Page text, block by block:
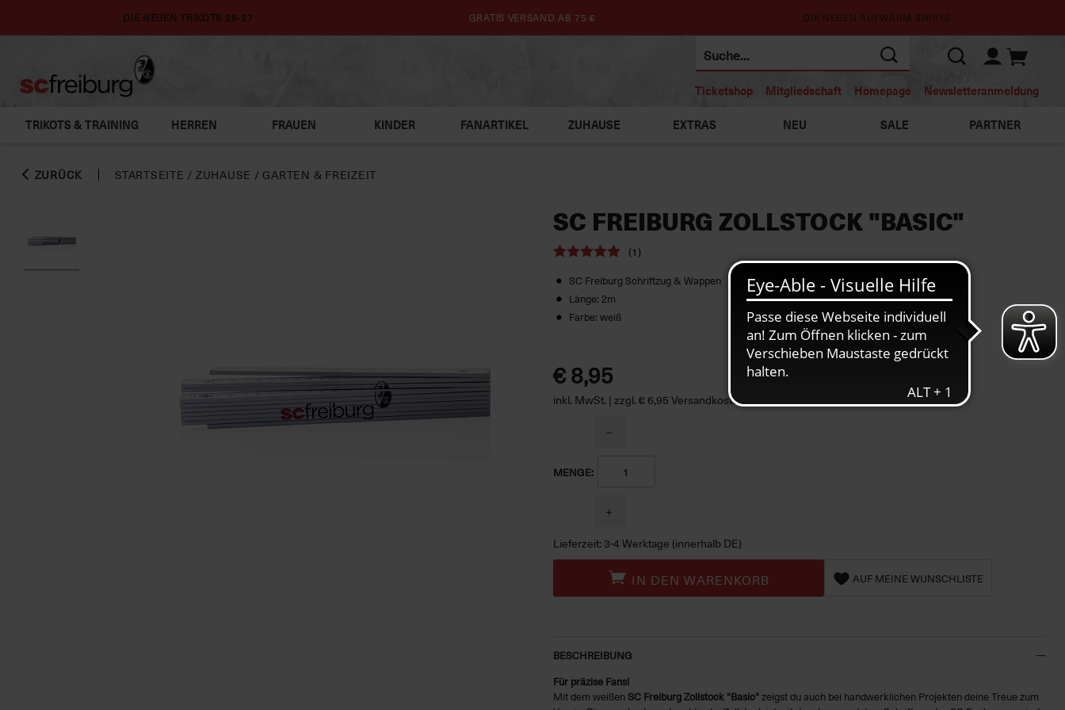
DIE NEUEN TRIKOTS 26-27 GRATIS VERSAND AB 75 € DIE NEUEN AUFWÄRM SHIRTS
Ticketshop Mitgliedschaft Homepage Newsletteranmeldung
TRIKOTS & TRAINING HERREN FRAUEN KINDER FANARTIKEL ZUHAUSE EXTRAS NEU SALE PARTNER
ZURÜCK STARTSEITE / ZUHAUSE / GARTEN & FREIZEIT
SC FREIBURG ZOLLSTOCK "BASIC"
(1)
SC Freiburg Schriftzug & Wappen
Länge: 2m
Farbe: weiß
€ 8,95
inkl. MwSt. | zzgl. € 6,95 Versandkosten
MENGE:
−
+
Lieferzeit: 3-4 Werktage (innerhalb DE)
IN DEN WARENKORB AUF MEINE WUNSCHLISTE
BESCHREIBUNG
Für präzise Fans!
Mit dem weißen SC Freiburg Zollstock "Basic"zeigst du auch bei handwerklichen Projekten deine Treue zum